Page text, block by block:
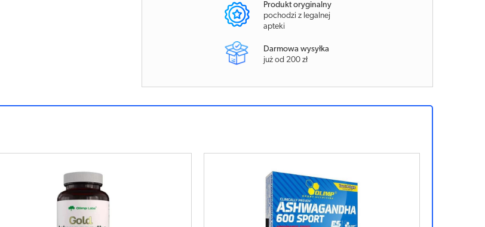
Produkt oryginalny
pochodzi z legalnej
apteki
Darmowa wysyłka
już od 200 zł